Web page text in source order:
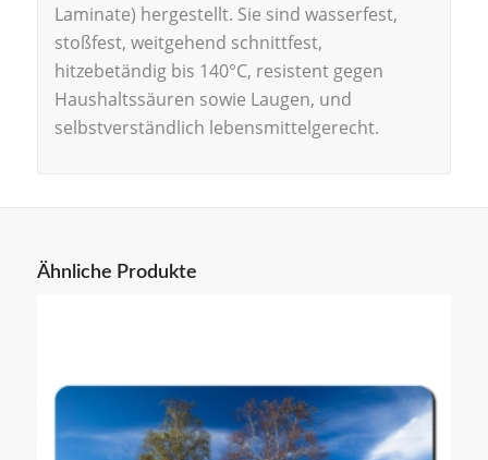
Laminate) hergestellt. Sie sind wasserfest,
stoßfest, weitgehend schnittfest,
hitzebetändig bis 140°C, resistent gegen
Haushaltssäuren sowie Laugen, und
selbstverständlich lebensmittelgerecht.
Ähnliche Produkte